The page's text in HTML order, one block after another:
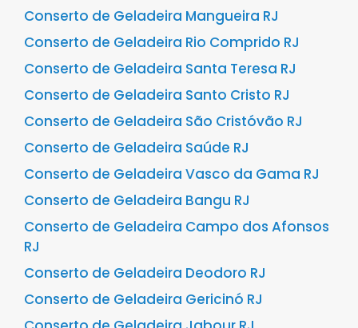
Conserto de Geladeira Mangueira RJ
Conserto de Geladeira Rio Comprido RJ
Conserto de Geladeira Santa Teresa RJ
Conserto de Geladeira Santo Cristo RJ
Conserto de Geladeira São Cristóvão RJ
Conserto de Geladeira Saúde RJ
Conserto de Geladeira Vasco da Gama RJ
Conserto de Geladeira Bangu RJ
Conserto de Geladeira Campo dos Afonsos
RJ
Conserto de Geladeira Deodoro RJ
Conserto de Geladeira Gericinó RJ